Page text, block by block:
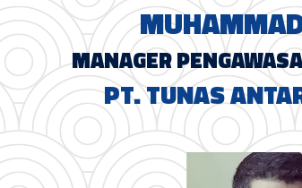
MANAGER
PT. TUNAS